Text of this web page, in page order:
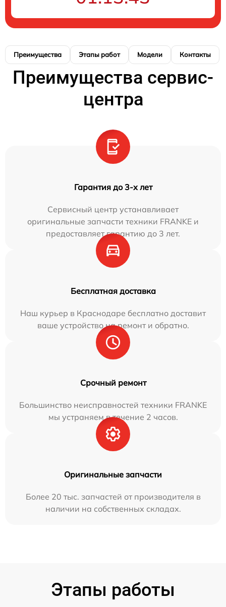
Преимущества Этапы работ Модели Контакты
Преимущества сервис-
центра
Гарантия до 3-х лет
Сервисный центр устанавливает
оригинальные запчасти техники FRANKE и
предоставляет гарантию до 3 лет.
Бесплатная доставка
Наш курьер в Краснодаре бесплатно доставит
ваше устройство на ремонт и обратно.
Срочный ремонт
Большинство неисправностей техники FRANKE
мы устраняем в течение 2 часов.
Оригинальные запчасти
Более 20 тыс. запчастей от производителя в
наличии на собственных складах.
Этапы работы